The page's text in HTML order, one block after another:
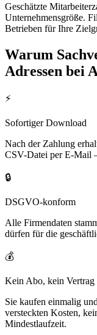
Geschätzte
Unternehmensgröße.
Betrieben für Ihre
Warum
Adressen bei
⚡
Sofortiger Download
Nach der Zahlung
CSV-Datei per E-Mail
🔒
DSGVO-konform
Alle Firmendaten
dürfen für die
💰
Kein Abo, kein Vertrag
Sie kaufen einmalig
versteckten Kosten,
Mindestlaufzeit.